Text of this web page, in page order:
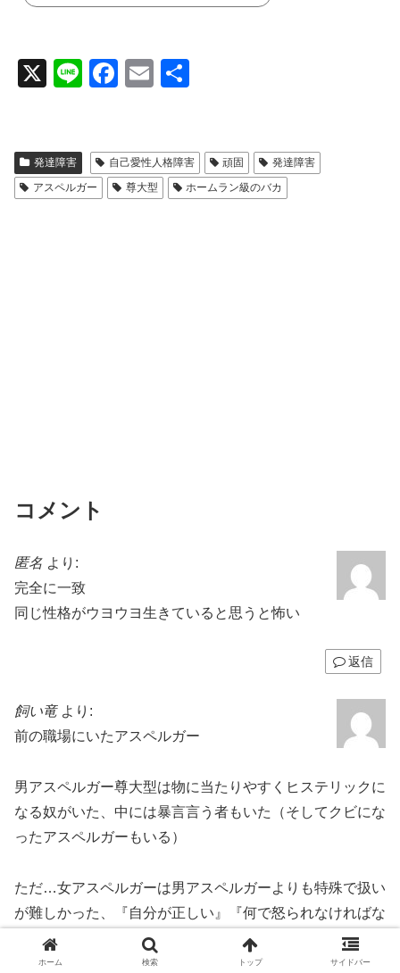
X
Li
F
e
b
E
発達障害 自己愛性人格障害 頑固
発達障害
アスペルガー
尊大型 ホームラン級のバカ
コメント
匿名 より:
完全に一致
同じ性格がウヨウヨ生きていると思うと怖い
返信
飼い竜 より:
前の職場にいたアスペルガー
男アスペルガー尊大型は物に当たりやすくヒステリックに
なる奴がいた、中には暴言言う者もいた（そしてクビにな
ったアスペルガーもいる）
ただ…女アスペルガーは男アスペルガーよりも特殊で扱い
が難しかった、『自分が正しい』『何で怒られなければな
らないのか？納得いかない』の一点張り、下手すればター
ゲットになり責められる事も…
ホーム 検索 トップ サイドバー